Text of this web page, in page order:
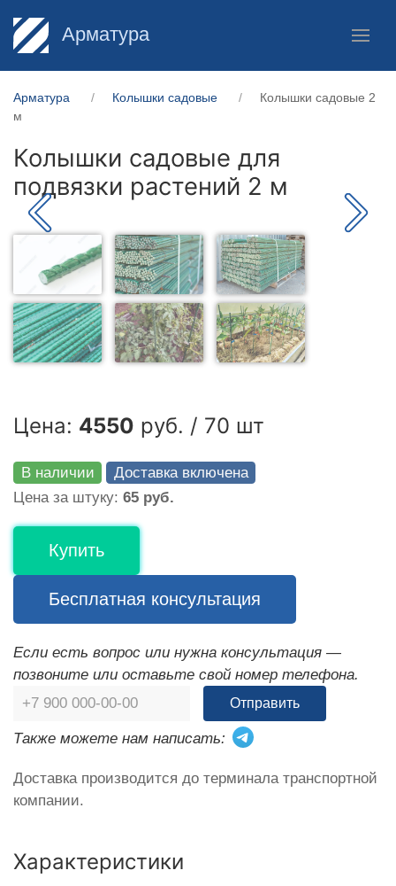
Арматура
Арматура Колышки садовые
Колышки садовые 2
м
Колышки садовые для
подвязки растений 2 м
Цена: 4550 руб. / 70 шт
В наличии
Доставка включена
Цена за штуку: 65 руб.
Купить
Бесплатная консультация
Если есть вопрос или нужна консультация —
позвоните или оставьте свой номер телефона.
Отправить
Также можете нам написать:
Доставка производится до терминала транспортной
компании.
Характеристики